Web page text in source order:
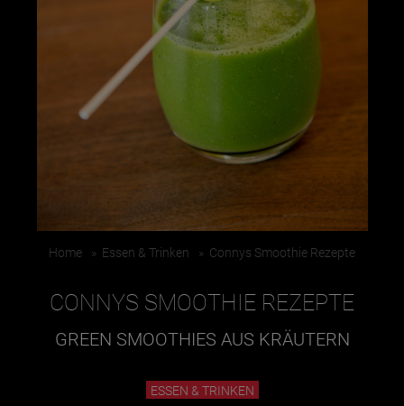
BEITRÄGE IN MEINER NÄHE ANZEIGEN
KATEGORIEN
Nachhaltigkeit
Kunst & Kultur
Home » Essen & Trinken » Connys Smoothie Rezepte
CONNYS SMOOTHIE REZEPTE
GREEN SMOOTHIES AUS KRÄUTERN
ESSEN & TRINKEN